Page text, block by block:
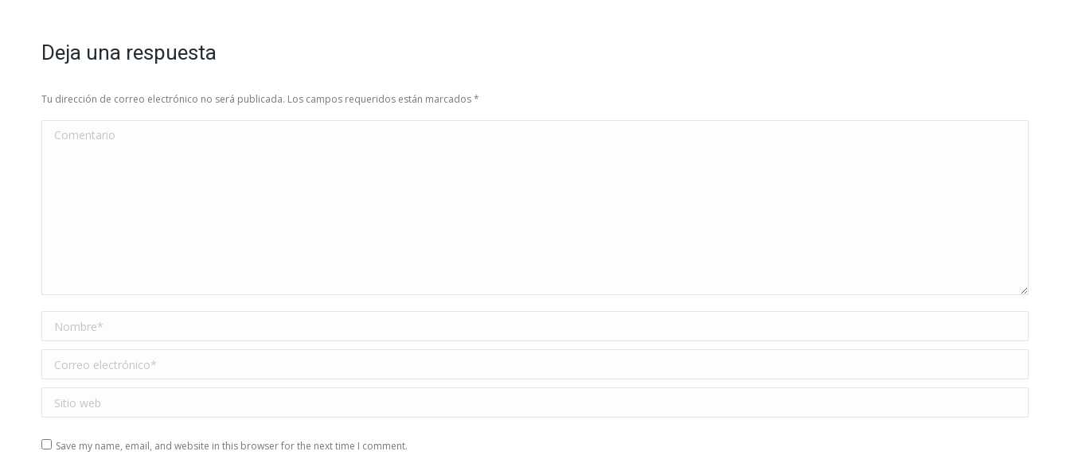
Deja una respuesta
Tu dirección de correo electrónico no será publicada. Los campos requeridos están marcados*
Comentario
Nombre *
Correo electrónico *
Sitio web
Save my name, email, and website in this browser for the next time I comment.